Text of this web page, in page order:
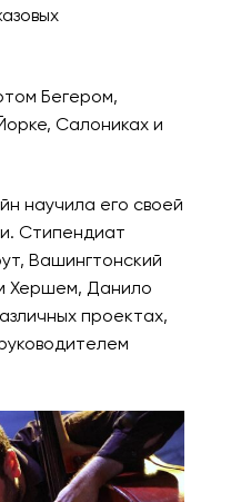
Бегером,
Салониках и
научила его своей
Стипендиат
Вашингтонский
Хершем, Данило
проектах,